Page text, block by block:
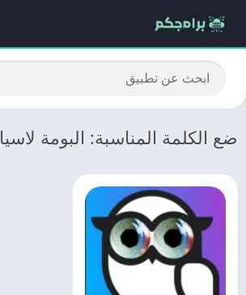
ضع الكلمة المناسبة: البومة لاسيا